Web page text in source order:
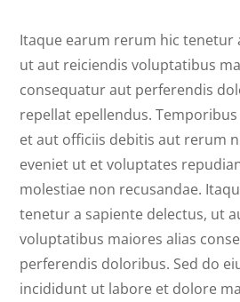
Itaque earum rerum hic tenetur
ut aut reiciendis voluptatibus
consequatur aut perferendis
repellat epellendus.
et aut officiis debitis aut rerum
eveniet ut et voluptates
molestiae non recusandae.
tenetur a sapiente delectus, ut
voluptatibus maiores alias
perferendis doloribus. Sed do
incididunt ut labore et dolore